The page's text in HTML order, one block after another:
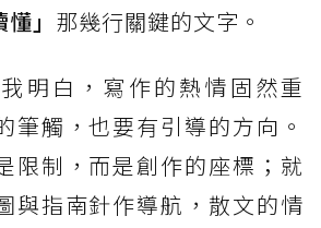
懂」 那幾行關鍵的文字。
明白，寫作的熱情固然重
筆觸，也要有引導的方向。
限制，而是創作的座標；就
與指南針作導航，散文的情